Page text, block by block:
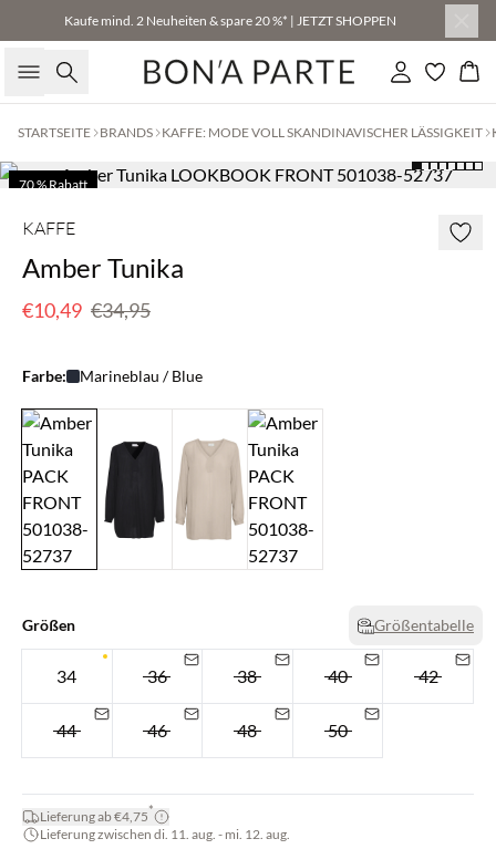
Kaufe mind. 2 Neuheiten & spare 20 %* | JETZT SHOPPEN
Suche Einloggen
STARTSEITE BRANDS KAFFE: MODE VOLL SKANDINAVISCHER LÄSSIGKEIT
70 % Rabatt
KAFFE
Amber Tunika
€10,49 €34,95
Farbe: Marineblau / Blue
Größen Größentabelle
34 36 38 40 42
44 46 48 50
Lieferung ab €4,75*
Lieferung zwischen di. 11. aug. - mi. 12. aug.